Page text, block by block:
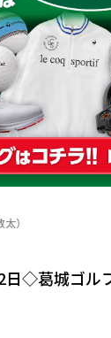
）
◇葛城ゴルフ